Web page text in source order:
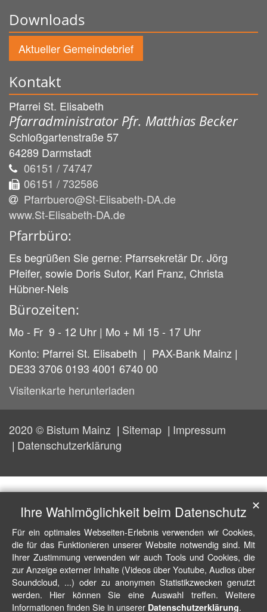
Downloads
Aktueller Gemeindebrief
Kontakt
Pfarrei St. Elisabeth
Pfarradministrator Pfr. Matthias Becker
Schloßgartenstraße 57
64289 Darmstadt
06151 / 74747
06151 / 732586
Pfarrbuero@St-Elisabeth-DA.de
www.St-Elisabeth-DA.de
Pfarrbüro:
Es begrüßen Sie gerne: Pfarrsekretär Dr. Jörg
Pfeifer, sowie Doris Sutor, Karl Franz, Christa
Hübner-Nels
Bürozeiten:
Mo - Fr 9 - 12 Uhr | Mo + Mi 15 - 17 Uhr
Konto: Pfarrei St. Elisabeth | PAX-Bank Mainz |
DE33 3706 0193 4001 6740 00
Visitenkarte herunterladen
2020 © Bistum Mainz Sitemap
Impressum
Datenschutzerklärung
Ihre Wahlmöglichkeit beim Datenschutz
Für ein optimales Webseiten-Erlebnis verwenden wir Cookies,
die für das Funktionieren unserer Website notwendig sind. Mit
Ihrer Zustimmung verwenden wir auch Tools und Cookies, die
zur Anzeige externer Inhalte (Videos über Youtube, Audios über
Soundcloud, ...) oder zu anonymen Statistikzwecken genutzt
werden. Hier können Sie eine Auswahl treffen. Weitere
Informationen finden Sie in unserer Datenschutzerklärung.
✕